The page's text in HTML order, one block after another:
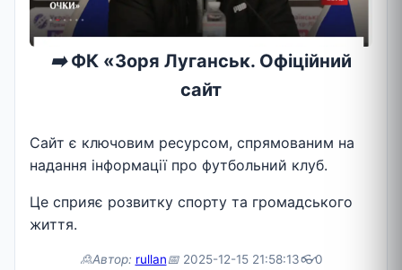
➡️ФК «Зоря Луганськ. Офіційний
сайт
Сайт є ключовим ресурсом, спрямованим на
надання інформації про футбольний клуб.
Це сприяє розвитку спорту та громадського
життя.
🙎Автор: rullan📅2025-12-15 21:58:13👓0